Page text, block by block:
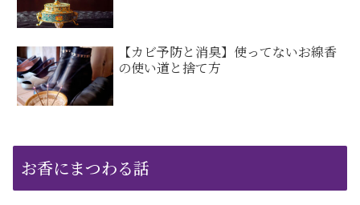
【カビ予防と消臭】使ってないお線香
の使い道と捨て方
お香にまつわる話